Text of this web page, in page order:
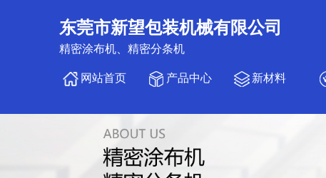
东莞市新望包装机械有限公司
精密涂布机、精密分条机
网站首页 产品中心 新材料